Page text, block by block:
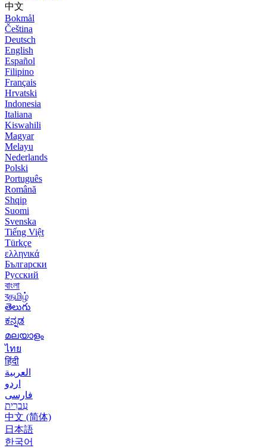
中文
Bokmål
Čeština
Deutsch
English
Español
Filipino
Français
Hrvatski
Indonesia
Italiana
Kiswahili
Magyar
Melayu
Nederlands
Polski
Português
Română
Shqip
Suomi
Svenska
Tiếng Việt
Türkçe
ελληνικά
Български
Русский
বাংলা
বதமிழ்
తెలుగు
ಕನ್ನಡ
മലയാളം
ไทย
हिंदी
العربية
اردو
فارسی
עִברִית
中文 (简体)
日本語
한국어